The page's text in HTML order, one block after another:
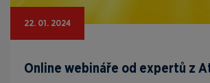
22. 01. 2024
Online webináře od expertů z